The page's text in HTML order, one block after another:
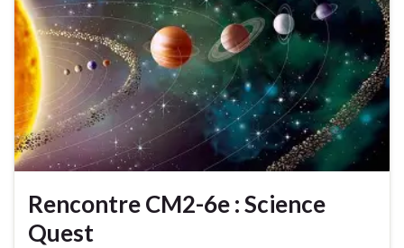
Rencontre CM2-6e : Science
Quest